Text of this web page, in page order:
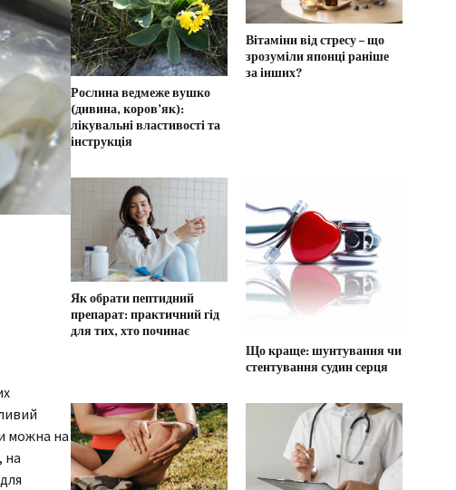
можна на
на
Рослина ведмеже вушко
(дивина, коров’як):
лікувальні властивості та
інструкція
Вітаміни від стресу – що
зрозуміли японці раніше
за інших?
Як обрати пептидний
препарат: практичний гід
для тих, хто починає
Що краще: шунтування чи
стентування судин серця